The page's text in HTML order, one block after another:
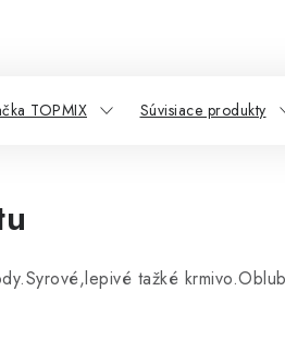
TOPMIX Súvisiace produkty
tažké